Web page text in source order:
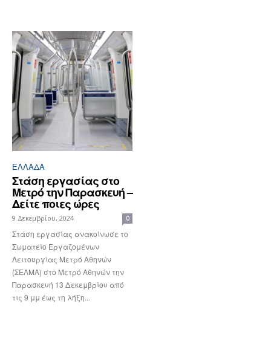
ΕΛΛΆΔΑ
Στάση εργασίας στο
Μετρό την Παρασκευή –
Δείτε ποιες ώρες
9 Δεκεμβρίου, 2024 0
Στάση εργασίας ανακοίνωσε το
Σωματείο Εργαζομένων
Λειτουργίας Μετρό Αθηνών
(ΣΕΛΜΑ) στο Μετρό Αθηνών την
Παρασκευή 13 Δεκεμβρίου από
τις 9 μμ έως τη λήξη...